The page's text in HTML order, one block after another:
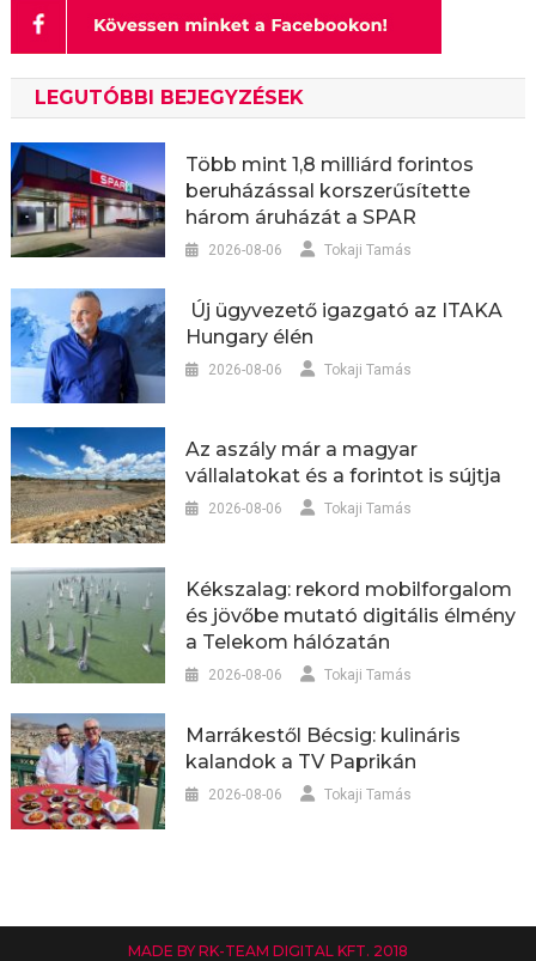
LEGUTÓBBI BEJEGYZÉSEK
Több mint 1,8 milliárd forintos
beruházással korszerűsítette
három áruházát a SPAR
2026-08-06 Tokaji Tamás
Új ügyvezető igazgató az ITAKA
Hungary élén
2026-08-06 Tokaji Tamás
Az aszály már a magyar
vállalatokat és a forintot is sújtja
2026-08-06 Tokaji Tamás
Kékszalag: rekord mobilforgalom
és jövőbe mutató digitális élmény
a Telekom hálózatán
2026-08-06 Tokaji Tamás
Marrákestől Bécsig: kulináris
kalandok a TV Paprikán
2026-08-06 Tokaji Tamás
MADE BY RK-TEAM DIGITAL KFT. 2018